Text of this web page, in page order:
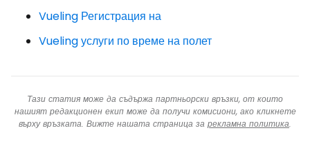
Vueling Регистрация на
Vueling услуги по време на полет
Тази статия може да съдържа партньорски връзки, от които
нашият редакционен екип може да получи комисиони, ако кликнете
върху връзката. Вижте нашата страница за рекламна политика.